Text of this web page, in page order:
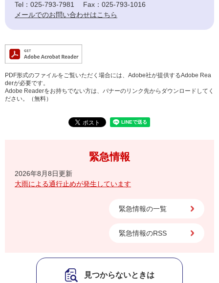
Tel：025-793-7981
Fax：025-793-1016
メールでのお問い合わせはこちら
PDF形式のファイルをご覧いただく場合には、Adobe社が提供するAdobe Rea
derが必要です。
Adobe Readerをお持ちでない方は、バナーのリンク先からダウンロードしてく
ださい。（無料）
緊急情報
2026年8月8日更新
大雨による通行止めが発生しています
緊急情報の一覧
緊急情報のRSS
見つからないときは